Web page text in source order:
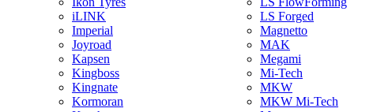
iLINK
Imperial
Joyroad
Kapsen
Kingboss
Kingnate
Kormoran
LS Forged
Magnetto
MAK
Megami
Mi-Tech
MKW
MKW Mi-Tech